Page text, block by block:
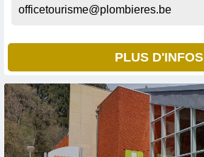
officetourisme@plombieres.be
PLUS D'INFOS